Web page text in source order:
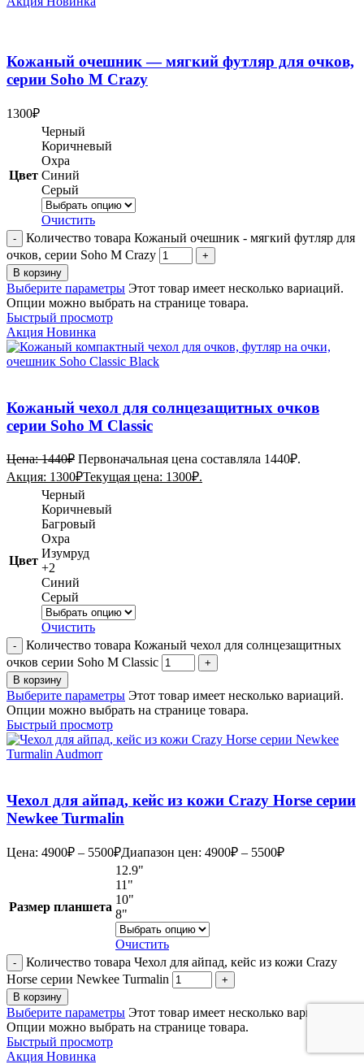
Кожаный очешник — мягкий футляр для очков,
серии Soho M Crazy
1300₽
Цвет
Черный
Коричневый
Охра
Синий
Серый
Очистить
Количество товара Кожаный очешник - мягкий футляр для
очков, серии Soho M Crazy
В корзину
Выберите параметры Этот товар имеет несколько вариаций.
Опции можно выбрать на странице товара.
Быстрый просмотр
Акция Новинка
Кожаный чехол для солнцезащитных очков
серии Soho M Classic
Цена:1440₽ Первоначальная цена составляла 1440₽.
Акция: 1300₽Текущая цена: 1300₽.
Цвет
Черный
Коричневый
Багровый
Охра
Изумруд
+2
Синий
Серый
Очистить
Количество товара Кожаный чехол для солнцезащитных
очков серии Soho M Classic
В корзину
Выберите параметры Этот товар имеет несколько вариаций.
Опции можно выбрать на странице товара.
Быстрый просмотр
Чехол для айпад, кейс из кожи Crazy Horse серии
Newkee Turmalin
Цена: 4900₽ – 5500₽Диапазон цен: 4900₽ – 5500₽
Размер планшета
12.9"
11"
10"
8"
Очистить
Количество товара Чехол для айпад, кейс из кожи Crazy
Horse серии Newkee Turmalin
В корзину
Выберите параметры Этот товар имеет несколько вариаций.
Опции можно выбрать на странице товара.
Быстрый просмотр
Акция Новинка